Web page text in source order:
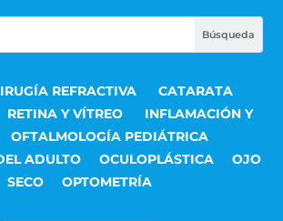
REFRACTIVA
CATARATA
RETINA Y VÍTREO
INFLAMACIÓN Y
OFTALMOLOGÍA PEDIÁTRICA
ADULTO
OCULOPLÁSTICA
OJO
SECO
OPTOMETRÍA